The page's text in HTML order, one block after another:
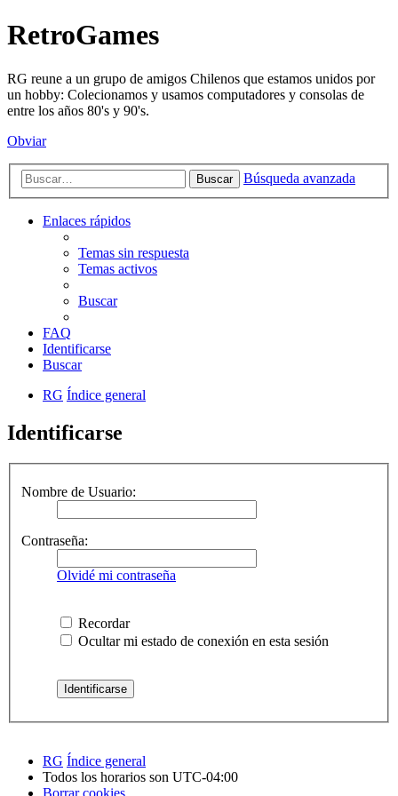
RetroGames
RG reune a un grupo de amigos Chilenos que estamos unidos por
un hobby: Colecionamos y usamos computadores y consolas de
entre los años 80's y 90's.
Obviar
Buscar Búsqueda avanzada
Enlaces rápidos
Temas sin respuesta
Temas activos
Buscar
FAQ
Identificarse
Buscar
RG Índice general
Identificarse
Nombre de Usuario:
Contraseña:
Olvidé mi contraseña
Recordar
Ocultar mi estado de conexión en esta sesión
RG Índice general
Todos los horarios son UTC-04:00
Borrar cookies